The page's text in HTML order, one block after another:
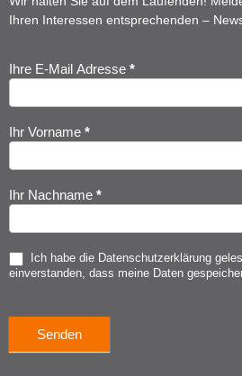
Ihren Interessen entsprechenden –
Newsletter
Anmeldung
Ihre E-Mail Adresse *
Ihr Vorname *
Ihr Nachname *
Ich habe die Datenschutzerklärung
einverstanden, dass meine Daten
Senden